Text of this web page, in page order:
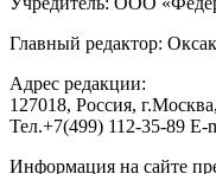
Главный редактор:
Адрес редакции:
127018, Россия,
Тел.+7(499) 112-35-89 E-
Информация на сайте